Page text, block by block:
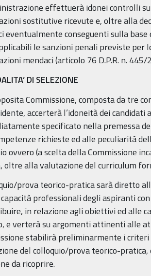
effettuerà idonei controlli
sostitutive ricevute e, oltre alla
eventualmente conseguenti sulla
le sanzioni penali previste per
mendaci (articolo 76 D.P.R. n. 445/
DI SELEZIONE
Commissione, composta da tre
accerterà l’idoneità dei candidati
specificato nella premessa
richieste ed alle peculiarità
ovvero (a scelta della Commissione
oltre alla valutazione del curriculum
prova teorico-pratica sarà diretto
professionali degli aspiranti
in relazione agli obiettivi ed alle
e verterà su argomenti attinenti alle
stabilirà preliminarmente i
del colloquio/prova teorico-
da ricoprire.